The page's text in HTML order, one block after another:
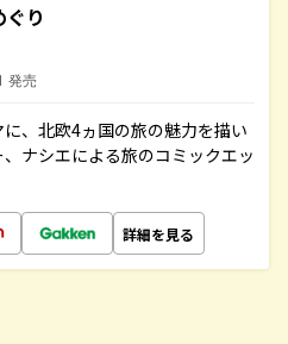
ぐり
発売
、北欧4ヵ国の旅の魅力を描い
ナシエによる旅のコミックエッ
詳細を見る